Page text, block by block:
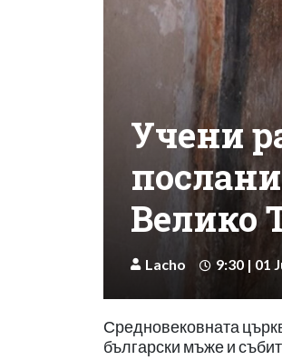
Учени
Велико
Lacho 9:30 | 01
Средновековната
български мъже и